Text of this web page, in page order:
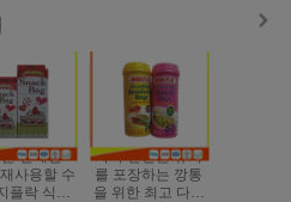
인쇄한
사용할 수
플락 식사
지퍼 신선한 유지
를 포장하는 깡통
을 위한 최고 다시